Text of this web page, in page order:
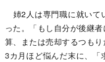
姉2人は専門職に就いて
った。「もし自分が後継
算、または売却するつもり
3カ月ほど悩んだ末に、「